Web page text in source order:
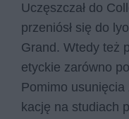
Uczęsz­czał do
prze­niósł się do
Grand. Wte­dy też
etyc­kie za­rów­no
Po­mi­mo usu­nię­cia
ka­cję na stu­diach